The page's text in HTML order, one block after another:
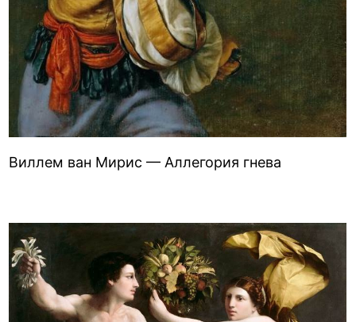
Виллем ван Мирис — Аллегория гнева